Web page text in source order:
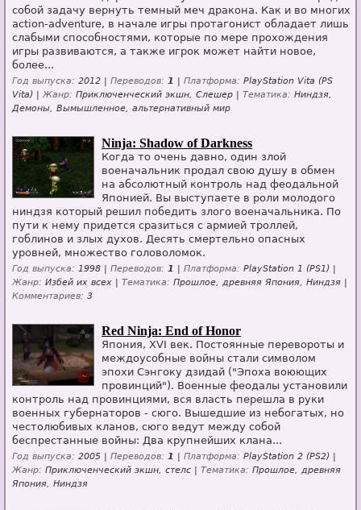
собой задачу вернуть темный меч дракона. Как и во многих
action-adventure, в начале игры протагонист обладает лишь
слабыми способностями, которые по мере прохождения
игры развиваются, а также игрок может найти новое,
более...
Год выпуска: 2012 | Переводов: 1 | Платформа: PlayStation Vita (PS
Vita) |Жанр: Приключенческий экшн, Слешер | Тематика: Ниндзя,
Демоны, Вымышленное, альтернативный мир
Ninja: Shadow of Darkness
Когда то очень давно, один злой
военачальник продал свою душу в обмен
на абсолютный контроль над феодальной
Японией. Вы выступаете в роли молодого
ниндзя который решил победить злого военачальника. По
пути к нему придется сразиться с армией троллей,
гоблинов и злых духов. Десять смертельно опасных
уровней, множество головоломок.
Год выпуска: 1998 | Переводов: 1 | Платформа: PlayStation 1 (PS1) |
Жанр: Избей их всех | Тематика: Прошлое, древняя Япония, Ниндзя |
Комментариев: 3
Red Ninja: End of Honor
Япония, XVI век. Постоянные перевороты и
междоусобные войны стали символом
эпохи Сэнгоку дзидай ("Эпоха воюющих
провинций"). Военные феодалы установили
контроль над провинциями, вся власть перешла в руки
военных губернаторов - сюго. Вышедшие из небогатых, но
честолюбивых кланов, сюго ведут между собой
беспрестанные войны: Два крупнейших клана...
Год выпуска: 2005 | Переводов: 1 | Платформа: PlayStation 2 (PS2) |
Жанр: Приключенческий экшн, стелс | Тематика: Прошлое, древняя
Япония, Ниндзя